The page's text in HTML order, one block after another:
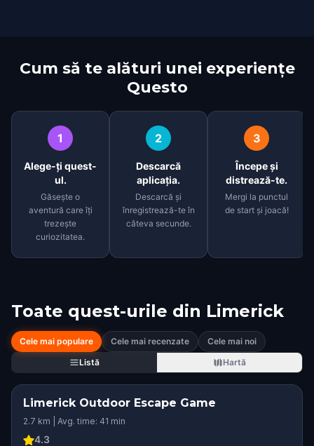
Cum să te alături unei experiențe
Questo
1
Alege-ți quest-
ul.
Găsește o
aventură care îți
trezește
curiozitatea.
2
Descarcă
aplicația.
Descarcă și
înregistrează-te în
câteva secunde.
3
Începe și
distrează-te.
Mergi la punctul
de start și joacă!
Toate quest-urile din Limerick
Cele mai populare Cele mai recenzate
Cele mai noi
Listă
Hartă
Limerick Outdoor Escape Game
2.7 km | Avg. time: 41 min
4.3